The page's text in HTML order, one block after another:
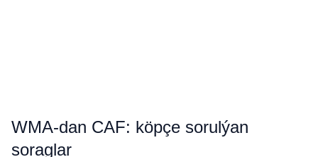
⁦WMA⁩-dan ⁦CAF⁩: köpçe sorulýan
soraglar